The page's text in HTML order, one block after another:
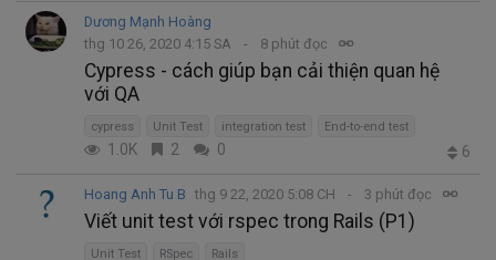
Dương Mạnh Hoàng
thg 10 26, 2020 4:15 SA
8 phút đọc
Cypress - cách giúp bạn cải thiện quan hệ
với QA
cypress Unit Test integration test End-to-end test
1.0K 2 0 6
Hoang Anh Tu B thg 9 22, 2020 5:08 CH 3 phút đọc
Viết unit test với rspec trong Rails (P1)
Unit Test RSpec Rails